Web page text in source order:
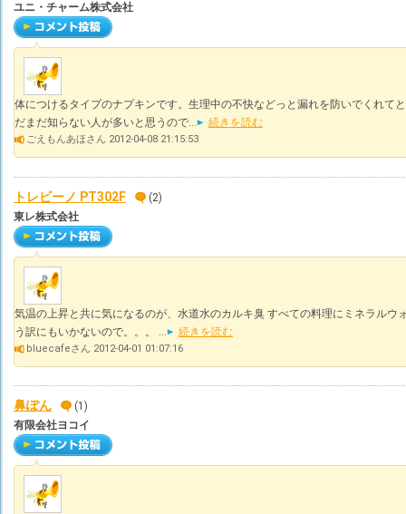
ユニ・チャーム株式会社
体につけるタイプのナプキンです。生理中の不快などっと漏れを防いでくれて
だまだ知らない人が多いと思うので...
続きを読む
ごえもんあほさん 2012-04-08 21:15:53
トレビーノ PT302F
(2)
東レ株式会社
気温の上昇と共に気になるのが、水道水のカルキ臭 すべての料理にミネラルウ
う訳にもいかないので。。。 ...
続きを読む
bluecafeさん 2012-04-01 01:07:16
鼻ぽん
(1)
有限会社ヨコイ